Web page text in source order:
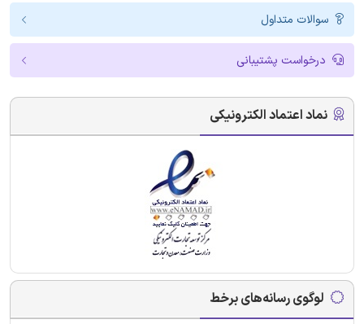
سوالات متداول
درخواست پشتیبانی
نماد اعتماد الکترونیکی
لوگوی رسانه‌های برخط